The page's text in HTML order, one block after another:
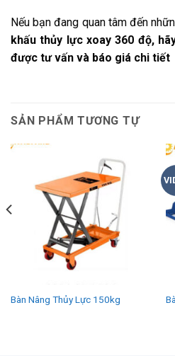
Nếu bạn đang quan tâm đến
khấu thủy lực xoay 360 độ,
được tư vấn và báo giá chi tiết
SẢN PHẨM TƯƠNG TỰ
Bàn Nâng Thủy Lực 150kg